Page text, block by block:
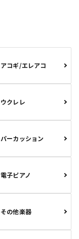
アコギ/エレアコ
ウクレレ
パーカッション
電子ピアノ
その他楽器